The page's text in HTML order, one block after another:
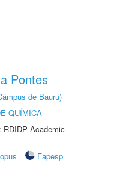
Pontes
de Bauru)
QUÍMICA
Academic
Fapesp